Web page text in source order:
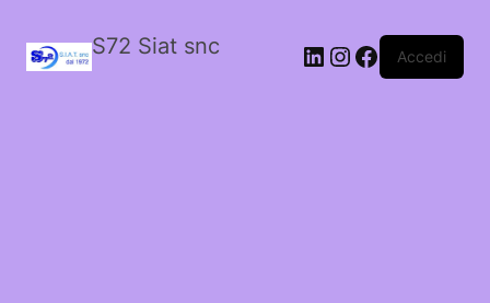
S72 Siat snc LinkedIn
Instagram
Facebook
Accedi